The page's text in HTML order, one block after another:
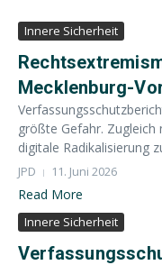
Innere Sicherheit
Mecklenburg-
größte Gefahr.
digitale Radikalisierung
JPD 11. Juni 2026
Read More
Innere Sicherheit